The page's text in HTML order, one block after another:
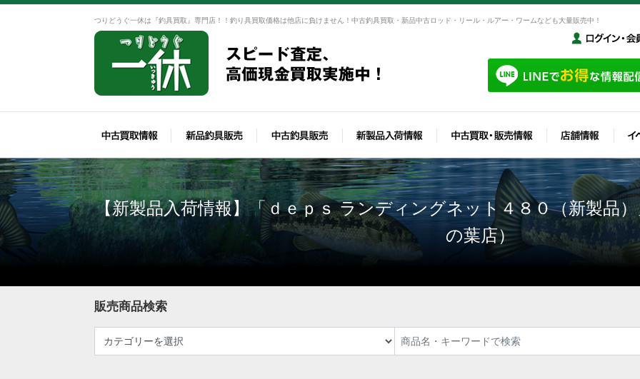
つりどうぐ一休は『釣具買取』専門店！！釣り具買取価格は他店に負けません！中古釣具買取・新品中古ロッド・リール・ルアー・ワームなども大量販売中！
【新製品入荷情報】「ｄｅｐｓ ランディングネット４８０（新製品
の葉店）
販売商品検索